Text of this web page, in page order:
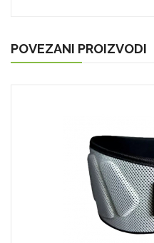
POVEZANI PROIZVODI